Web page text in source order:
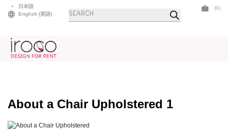
日本語
English (英語)
商
品
(0)
About a Chair Upholstered 1